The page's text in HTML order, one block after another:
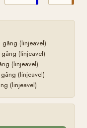
(linjeavel)
(linjeavel)
(linjeavel)
(linjeavel)
(linjeavel)